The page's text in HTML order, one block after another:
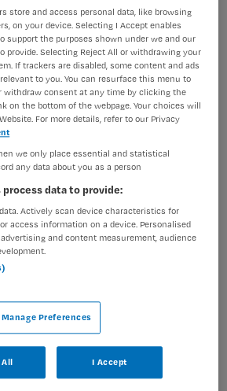
Verpleegkundig specialist
AANSTELLING
Niet nader bepaald
WO
Niet nader bepaald
beschikbaar
specialist Mentaal
bij Parnassia Groep is niet meer
enkele vergelijkbare vacatures
store and access personal data, like browsing
on your device. Selecting I Accept enables
support the purposes shown under we and our
provide. Selecting Reject All or withdrawing your
If trackers are disabled, some content and ads
to you. You can resurface this menu to
withdraw consent at any time by clicking the
on the bottom of the webpage. Your choices will
For more details, refer to our Privacy
we only place essential and statistical
any data about you as a person
process data to provide:
Actively scan device characteristics for
access information on a device. Personalised
and content measurement, audience
Manage Preferences
All I Accept